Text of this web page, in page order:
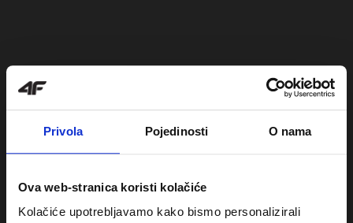
Privola Pojedinosti O nama
Ova web-stranica koristi kolačiće
Kolačiće upotrebljavamo kako bismo personalizirali